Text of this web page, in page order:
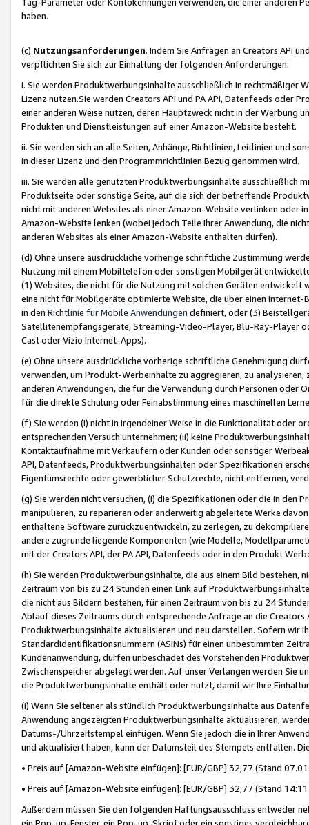
haben.
(c) Nutzungsanforderungen. Indem Sie Anfragen an Creators API
verpflichten Sie sich zur Einhaltung der folgenden Anforderungen:
i. Sie werden Produktwerbungsinhalte ausschließlich in rechtmäßiger
Lizenz nutzen.Sie werden Creators API und PA API, Datenfeeds oder
einer anderen Weise nutzen, deren Hauptzweck nicht in der Werbung
Produkten und Dienstleistungen auf einer Amazon-Website besteht.
ii. Sie werden sich an alle Seiten, Anhänge, Richtlinien, Leitlinien und
in dieser Lizenz und den Programmrichtlinien Bezug genommen wird.
iii. Sie werden alle genutzten Produktwerbungsinhalte ausschließlich
Produktseite oder sonstige Seite, auf die sich der betreffende
nicht mit anderen Websites als einer Amazon-Website verlinken oder
Amazon-Website lenken (wobei jedoch Teile Ihrer Anwendung, die
anderen Websites als einer Amazon-Website enthalten dürfen).
(d) Ohne unsere ausdrückliche vorherige schriftliche Zustimmung
Nutzung mit einem Mobiltelefon oder sonstigen Mobilgerät
(1) Websites, die nicht für die Nutzung mit solchen Geräten
eine nicht für Mobilgeräte optimierte Website, die über einen
in den Richtlinie für Mobile Anwendungen definiert, oder (3)
Satellitenempfangsgeräte, Streaming-Video-Player, Blu-Ray-Player
Cast oder Vizio Internet-Apps).
(e) Ohne unsere ausdrückliche vorherige schriftliche Genehmigung
verwenden, um Produkt-Werbeinhalte zu aggregieren, zu
anderen Anwendungen, die für die Verwendung durch Personen
für die direkte Schulung oder Feinabstimmung eines maschinellen
(f) Sie werden (i) nicht in irgendeiner Weise in die Funktionalität oder
entsprechenden Versuch unternehmen; (ii) keine
Kontaktaufnahme mit Verkäufern oder Kunden oder sonstiger
API, Datenfeeds, Produktwerbungsinhalten oder Spezifikationen
Eigentumsrechte oder gewerblicher Schutzrechte, nicht entfernen,
(g) Sie werden nicht versuchen, (i) die Spezifikationen oder die in
manipulieren, zu reparieren oder anderweitig abgeleitete Werke
enthaltene Software zurückzuentwickeln, zu zerlegen, zu
andere zugrunde liegende Komponenten (wie Modelle,
mit der Creators API, der PA API, Datenfeeds oder in den Produkt
(h) Sie werden Produktwerbungsinhalte, die aus einem Bild bestehen,
Zeitraum von bis zu 24 Stunden einen Link auf
die nicht aus Bildern bestehen, für einen Zeitraum von bis zu 24
Ablauf dieses Zeitraums durch entsprechende Anfrage an die
Produktwerbungsinhalte aktualisieren und neu darstellen. Sofern wir
Standardidentifikationsnummern (ASINs) für einen unbestimmten
Kundenanwendung, dürfen unbeschadet des Vorstehenden
Zwischenspeicher abgelegt werden. Auf unser Verlangen werden Sie
die Produktwerbungsinhalte enthält oder nutzt, damit wir Ihre
(i) Wenn Sie seltener als stündlich Produktwerbungsinhalte aus
Anwendung angezeigten Produktwerbungsinhalte aktualisieren,
Datums-/Uhrzeitstempel einfügen. Wenn Sie jedoch die in Ihrer
und aktualisiert haben, kann der Datumsteil des Stempels entfallen.
• Preis auf [Amazon-Website einfügen]: [EUR/GBP] 32,77 (Stand
• Preis auf [Amazon-Website einfügen]: [EUR/GBP] 32,77 (Stand
Außerdem müssen Sie den folgenden Haftungsausschluss entweder
ein Pop-up-Fenster, ein Pop-up-Skript oder ein sonstiges